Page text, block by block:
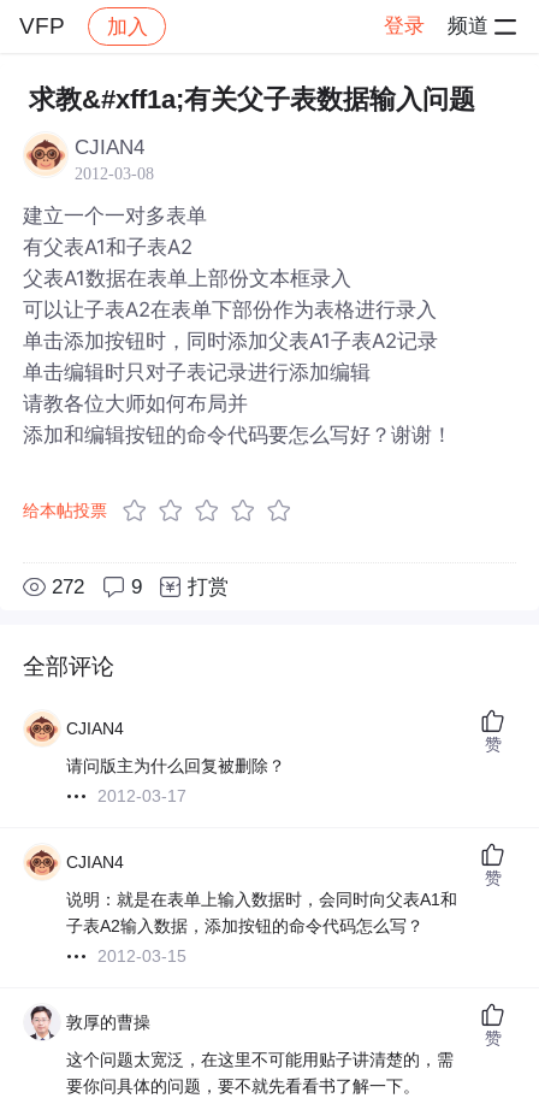
VFP 加入 登录 频道
社区 VFP 帖子详情
求教&#xff1a;有关父子表数据输入问题
CJIAN4
2012-03-08
建立一个一对多表单
有父表A1和子表A2
父表A1数据在表单上部份文本框录入
可以让子表A2在表单下部份作为表格进行录入
单击添加按钮时，同时添加父表A1子表A2记录
单击编辑时只对子表记录进行添加编辑
请教各位大师如何布局并
添加和编辑按钮的命令代码要怎么写好？谢谢！
给本帖投票
272 9 打赏
全部评论
CJIAN4
请问版主为什么回复被删除？
2012-03-17
赞
CJIAN4
说明：就是在表单上输入数据时，会同时向父表A1和
子表A2输入数据，添加按钮的命令代码怎么写？
2012-03-15
赞
敦厚的曹操
这个问题太宽泛，在这里不可能用贴子讲清楚的，需
要你问具体的问题，要不就先看看书了解一下。
赞